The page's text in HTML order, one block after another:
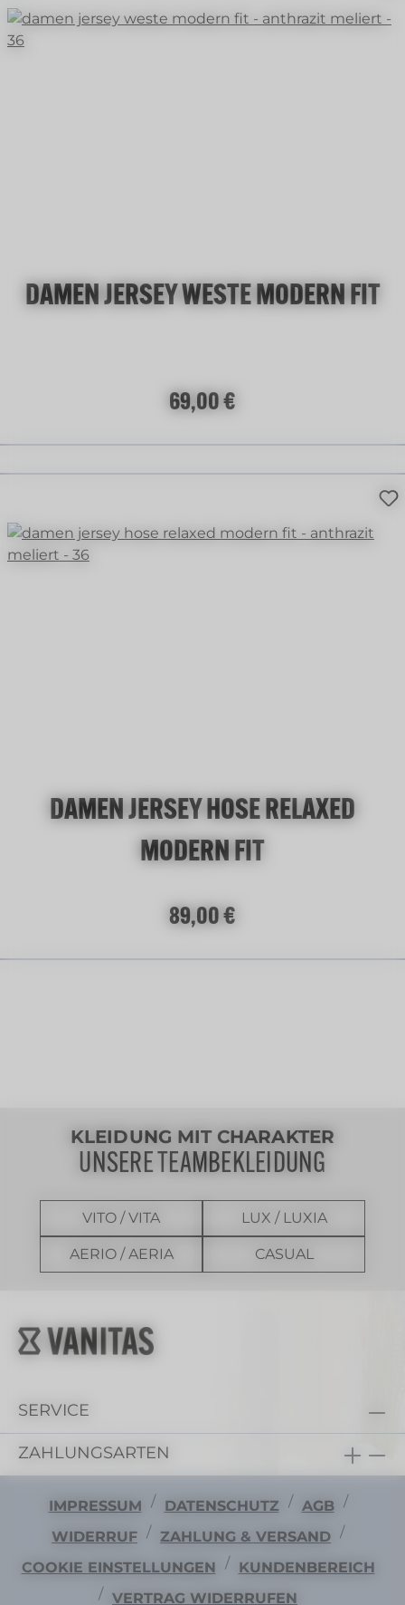
DAMEN JERSEY WESTE MODERN FIT
Regulärer Preis:
69,00 €
DAMEN JERSEY HOSE RELAXED
MODERN FIT
Regulärer Preis:
89,00 €
KLEIDUNG MIT CHARAKTER
UNSERE TEAMBEKLEIDUNG
VITO / VITA LUX / LUXIA
AERIO / AERIA CASUAL
SERVICE
ZAHLUNGSARTEN
IMPRESSUM / DATENSCHUTZ / AGB /
WIDERRUF / ZAHLUNG & VERSAND /
COOKIE EINSTELLUNGEN /
KUNDENBEREICH
/ VERTRAG WIDERRUFEN